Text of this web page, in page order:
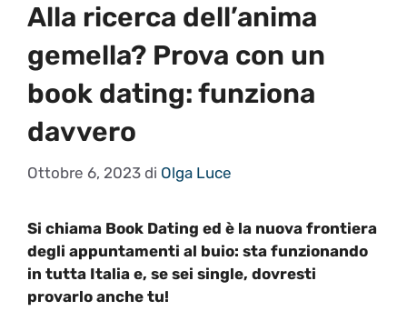
Alla ricerca dell’anima
gemella? Prova con un
book dating: funziona
davvero
Ottobre 6, 2023 di Olga Luce
Si chiama Book Dating ed è la nuova frontiera
degli appuntamenti al buio: sta funzionando
in tutta Italia e, se sei single, dovresti
provarlo anche tu!